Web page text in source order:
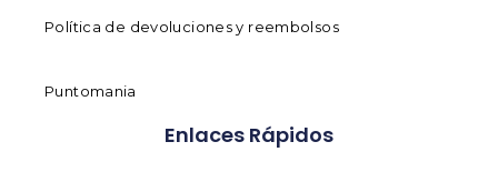
Política de devoluciones y reembolsos
Puntomania
Enlaces Rápidos